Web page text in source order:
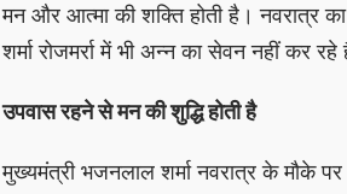
मन और आत्मा की शक्ति होती है। नवरात्र
शर्मा रोजमर्रा में भी अन्न का सेवन नहीं कर रहे
उपवास रहने से मन की शुद्धि होती है
मुख्यमंत्री भजनलाल शर्मा नवरात्र के मौके